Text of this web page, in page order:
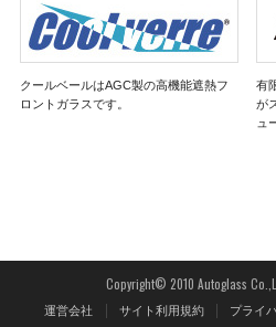
クールベールはAGC製の高機能遮熱フ
ロントガラスです。
有
が
ュ
Copyright© 2010 Autoglass
運営会社 サイト利用規約 プライ